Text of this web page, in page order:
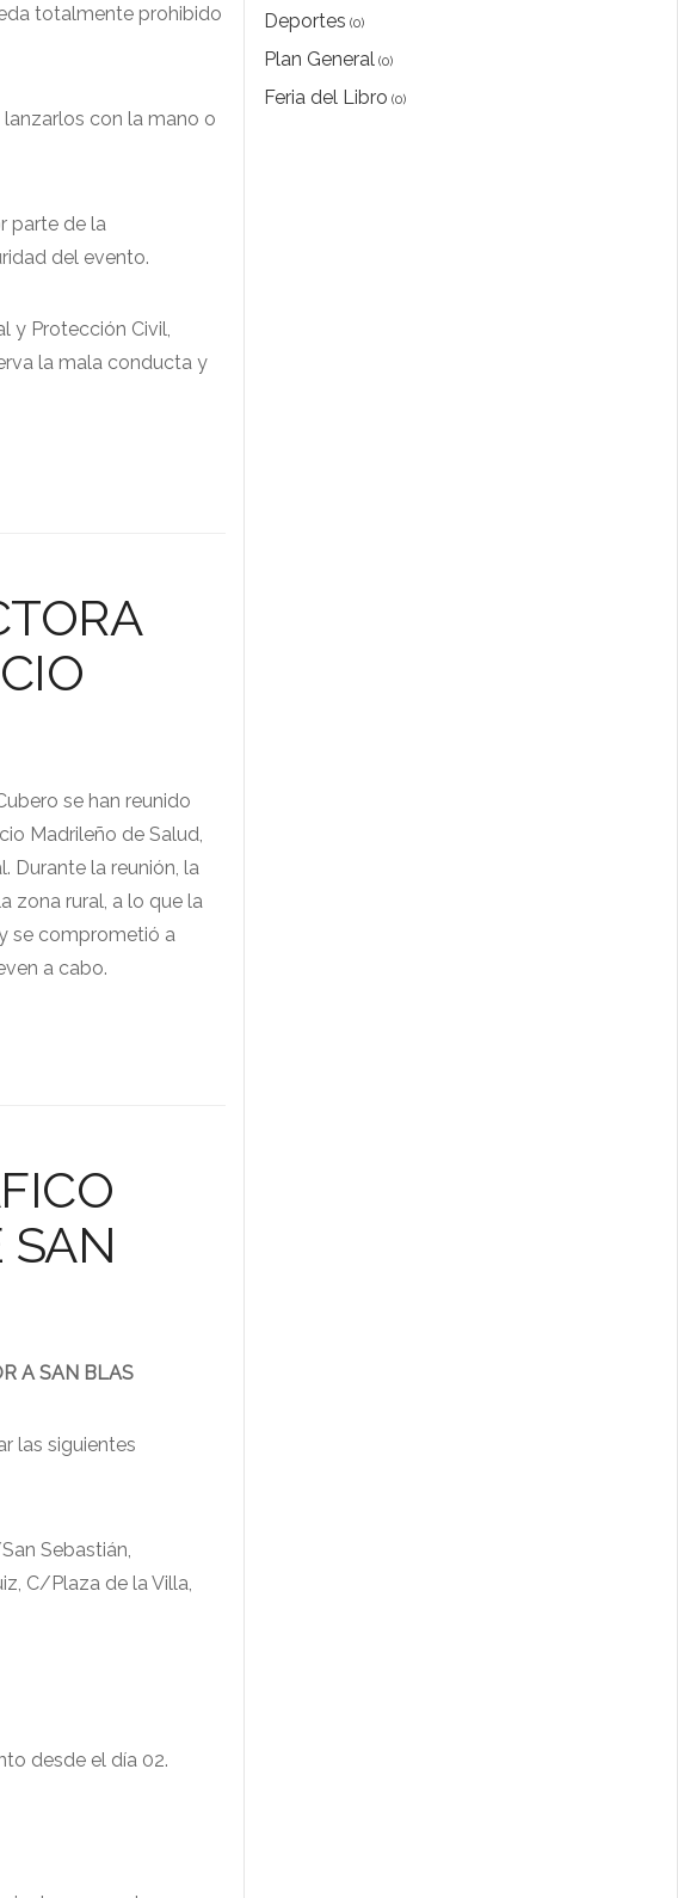
totalmente prohibido
con la mano o
parte de la
del evento.
y Protección Civil,
la mala conducta y
se han reunido
Madrileño de Salud,
Durante la reunión, la
zona rural, a lo que la
se comprometió a
a cabo.
SAN
A SAN BLAS
las siguientes
Sebastián,
C/Plaza de la Villa,
desde el día 02.
Deportes (0)
Plan General(0)
Feria del Libro (0)